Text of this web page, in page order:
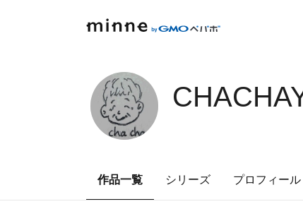
作品一覧 シリーズ プロフィール